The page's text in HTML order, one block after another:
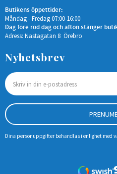
Butikens öppettider:
Måndag - Fredag 07:00-16:00
Dag före röd dag och afton stänger
Adress: Nastagatan 8 Örebro
Nyhetsbrev
Dina personuppgifter behandlas i enlighet med